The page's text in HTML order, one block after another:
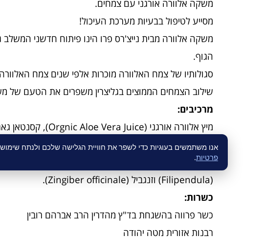
משקה‭ ‬אלוורה אורגני‭ ‬עם‭ ‬צמחים.
מסייע לטיפול בבעיות מערכת העיכול!
משקה אלוורה מבית נייצ'רס פרו הינו פיתוח חדשני
הגוף.
סגולותיו של צמח האלוורה מוכרות אלפי שנים צמח האלוורה
שילוב הצמחים הממוצים בגליצרין משפרים את הטעם של
מרכיבים:
המכילה:
(Filipendula) וזנגביל (Zingiber officinale).
כשרות:
כשר פרווה בהשגחת בד"ץ מהדרין הרב אברהם רובין
רבנות‭ ‬אזורית‭ ‬מטה‭ ‬יהודה
אנו משתמשים בעוגיות כדי לשפר את חוויית הגלישה שלכם ולנתח
פרטיות.